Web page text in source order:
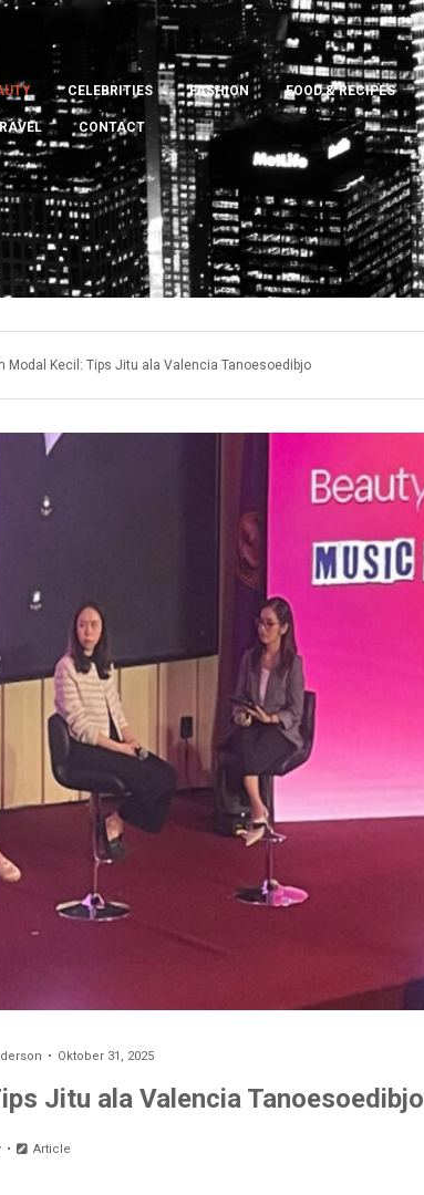
CELEBRITIES FASHION FOOD & RECIPES
CONTACT
Modal Kecil: Tips Jitu ala Valencia Tanoesoedibjo
Oktober 31, 2025
Jitu ala Valencia Tanoesoedibjo
Article